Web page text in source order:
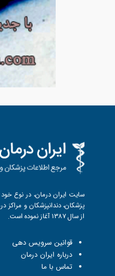
سایت ایران درمان، در نوع
پزشکان، دندانپزشکان و
از سال 1387 آغاز نموده است.
قوانین سرویس دهی
درباره ایران درمان
تماس با ما